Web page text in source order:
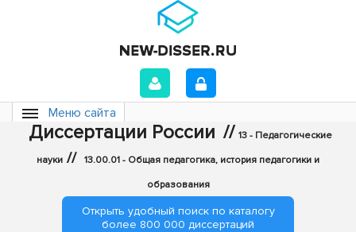
Меню сайта
Диссертации России // 13 - Педагогические
науки // 13.00.01 - Общая педагогика, история педагогики и
образования
Открыть удобный поиск по каталогу
более 800 000 диссертаций